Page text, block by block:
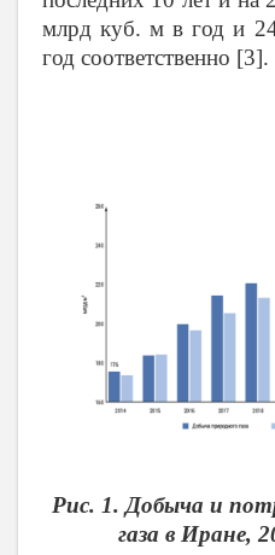
млрд куб. м в год и
год соответственно [3].
Рис. 1. Добыча и
газа в Иране,